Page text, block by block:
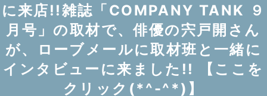
ネット予約
に来店!!雑誌「COMPANY TANK ９
月号」の取材で、俳優の宍戸開さん
が、ローブメールに取材班と一緒に
インタビューに来ました!! 【ここを
クリック(*^-^*)】